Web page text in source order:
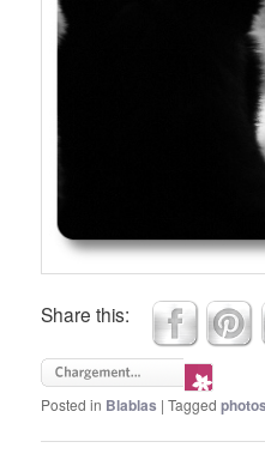
Share this:
Posted in Blablas |Tagged photos